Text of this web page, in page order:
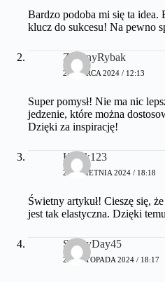
Bardzo podoba mi się ta idea.
klucz do sukcesu! Na pewno
ZielonyRybak
20 MARCA 2024 / 12:13
Super pomysł! Nie ma nic
jedzenie, które można
Dzięki za inspirację!
Kotek123
28 KWIETNIA 2024 / 18:18
Świetny artykuł! Cieszę się,
jest tak elastyczna. Dzięki
SunnyDay45
25 LISTOPADA 2024 / 18:17